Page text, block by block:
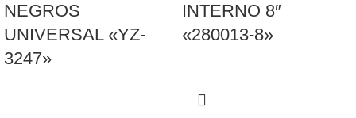
NEGROS
UNIVERSAL «YZ-
3247»
INTERNO 8″
«280013-8»